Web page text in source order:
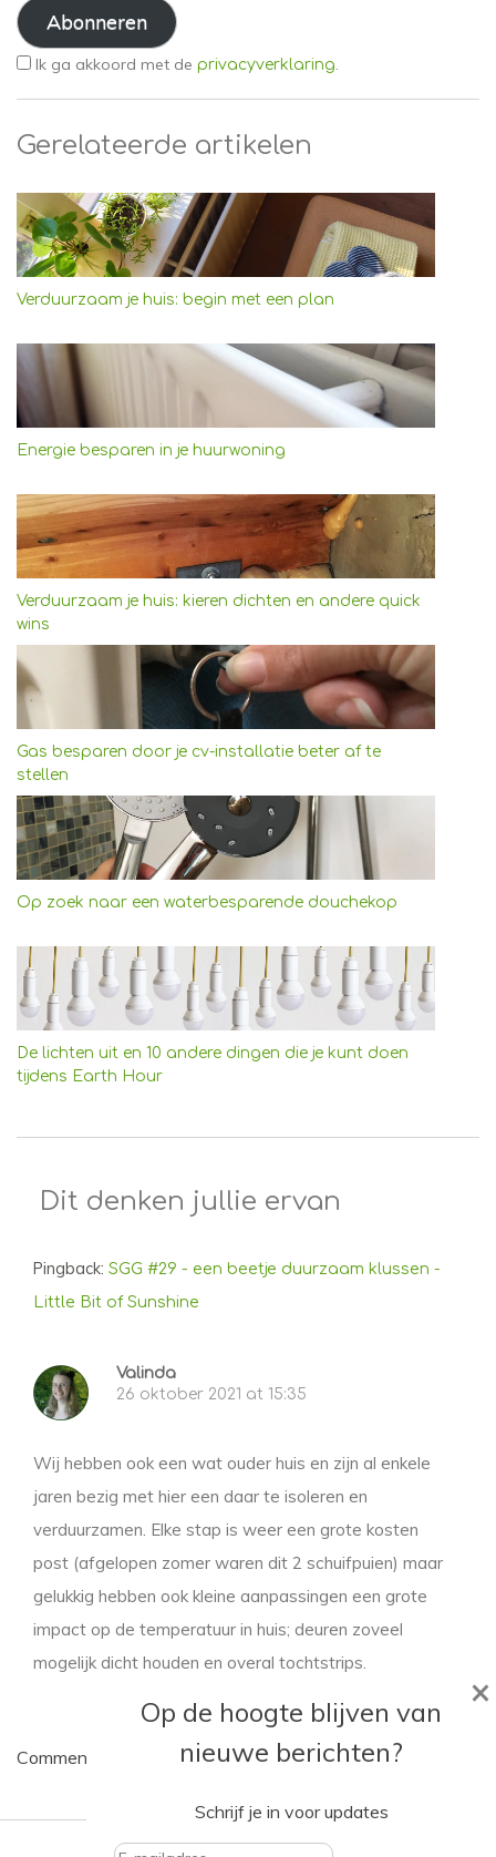
mailadresAbonneren
Ik ga akkoord met de privacyverklaring.
Gerelateerde artikelen
Verduurzaam je huis: begin met een plan
Energie besparen in je huurwoning
Verduurzaam je huis: kieren dichten en andere quick
wins
Gas besparen door je cv-installatie beter af te
stellen
Op zoek naar een waterbesparende douchekop
De lichten uit en 10 andere dingen die je kunt doen
tijdens Earth Hour
Dit denken jullie ervan
Pingback: SGG #29 - een beetje duurzaam klussen -
Little Bit of Sunshine
Valinda
26 oktober 2021 at 15:35
Wij hebben ook een wat ouder huis en zijn al enkele
jaren bezig met hier een daar te isoleren en
verduurzamen. Elke stap is weer een grote kosten
post (afgelopen zomer waren dit 2 schuifpuien) maar
gelukkig hebben ook kleine aanpassingen een grote
impact op de temperatuur in huis; deuren zoveel
mogelijk dicht houden en overal tochtstrips.
Comments are closed.
Op de hoogte blijven van
nieuwe berichten?
Schrijf je in voor updates
×